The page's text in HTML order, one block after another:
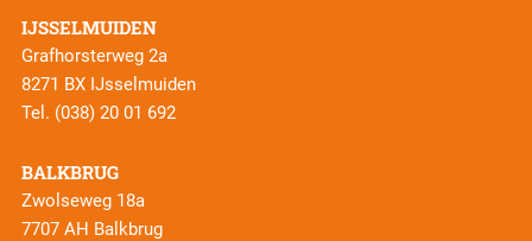
IJSSELMUIDEN
Grafhorsterweg 2a
8271 BX IJsselmuiden
Tel. (038) 20 01 692
BALKBRUG
Zwolseweg 18a
7707 AH Balkbrug